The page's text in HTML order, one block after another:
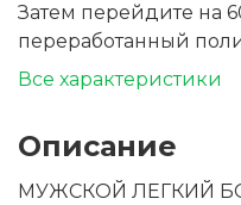
Затем перейдите на
переработанный
Все характеристики
Описание
МУЖСКОЙ ЛЕГКИЙ